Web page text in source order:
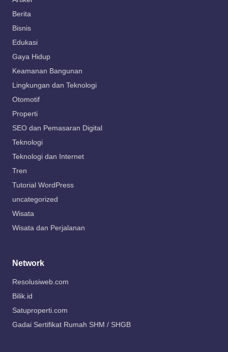
Berita
Bisnis
Edukasi
Gaya Hidup
Keamanan Bangunan
Lingkungan dan Teknologi
Otomotif
Properti
SEO dan Pemasaran Digital
Teknologi
Teknologi dan Internet
Tren
Tutorial WordPress
uncategorized
Wisata
Wisata dan Perjalanan
Network
Resolusiweb.com
Bilik.id
Satuproperti.com
Gadai Sertifikat Rumah SHM / SHGB